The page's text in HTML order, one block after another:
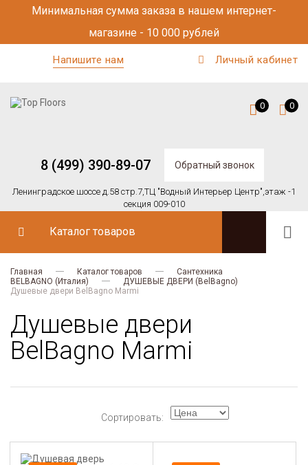
Минимальная сумма заказа в нашем интернет-
магазине - 10 000 рублей
Напишите нам Личный кабинет
8 (499) 390-89-07 Обратный звонок
Ленинградское шоссе д.58 стр.7,ТЦ "Водный Интерьер Центр",этаж -1
секция 009-010
0 0
Каталог товаров
Главная Каталог товаров
Сантехника
BELBAGNO (Италия)
ДУШЕВЫЕ ДВЕРИ (BelBagno)
Душевые двери BelBagno Marmi
Душевые двери
BelBagno Marmi
Сортировать: